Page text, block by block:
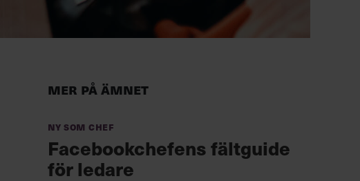
Mer på ämnet
Ny som chef
Facebookchefens fältguide
för ledare